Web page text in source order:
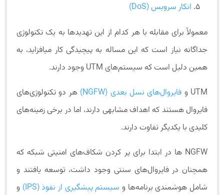
انکار سرویس (DoS)
معمولاً برای مقابله با هر کدام از این تهدیدها به یک تکنولوژی
جداگانه نیاز است که این مساله به پیچیدگی کار میافزاید، به
همین دلیل است که سیستم‌های UTM وجود دارند.
UTM و
فایروال‌های نسل بعدی (NGFW)
هر دو تکنولوژی‌های
فایروال هستند که اهداف مشابهی دارند، اما در برخی زمینه‌های
کلیدی با یکدیگر تفاوت دارند.
NGFW ها در ابتدا برای پر کردن شکاف‌های امنیتی شبکه که
همچنان در فایروال‌های سنتی وجود داشت، توسعه یافتند و
شامل هوشمندی برنامه‌ها و سیستم پیشگیری از نفوذ (IPS)
و